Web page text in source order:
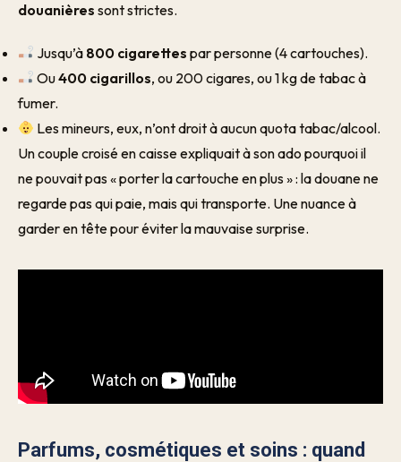
douanières sont strictes.
Jusqu’à 800 cigarettes par personne (4 cartouches).
Ou400 cigarillos, ou 200 cigares, ou 1 kg de tabac à
fumer.
Les mineurs, eux, n’ont droit à aucun quota tabac/alcool.
Un couple croisé en caisse expliquait à son ado pourquoi il
ne pouvait pas « porter la cartouche en plus » : la douane ne
regarde pas qui paie, mais qui transporte. Une nuance à
garder en tête pour éviter la mauvaise surprise.
Parfums, cosmétiques et soins : quand